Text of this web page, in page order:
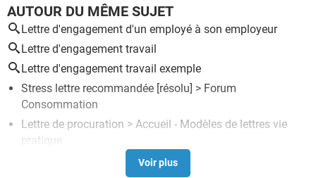
AUTOUR DU MÊME SUJET
Lettre d'engagement d'un employé à son employeur
Lettre d'engagement travail
Lettre d'engagement travail exemple
Stress lettre recommandée [résolu] > Forum
Consommation
Lettre de procuration > Accueil - Modèles de lettres vie
pratique
Lettre de candidature à un poste